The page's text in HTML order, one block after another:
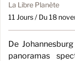
La Libre Planète
11 Jours / Du 18
De
panoramas